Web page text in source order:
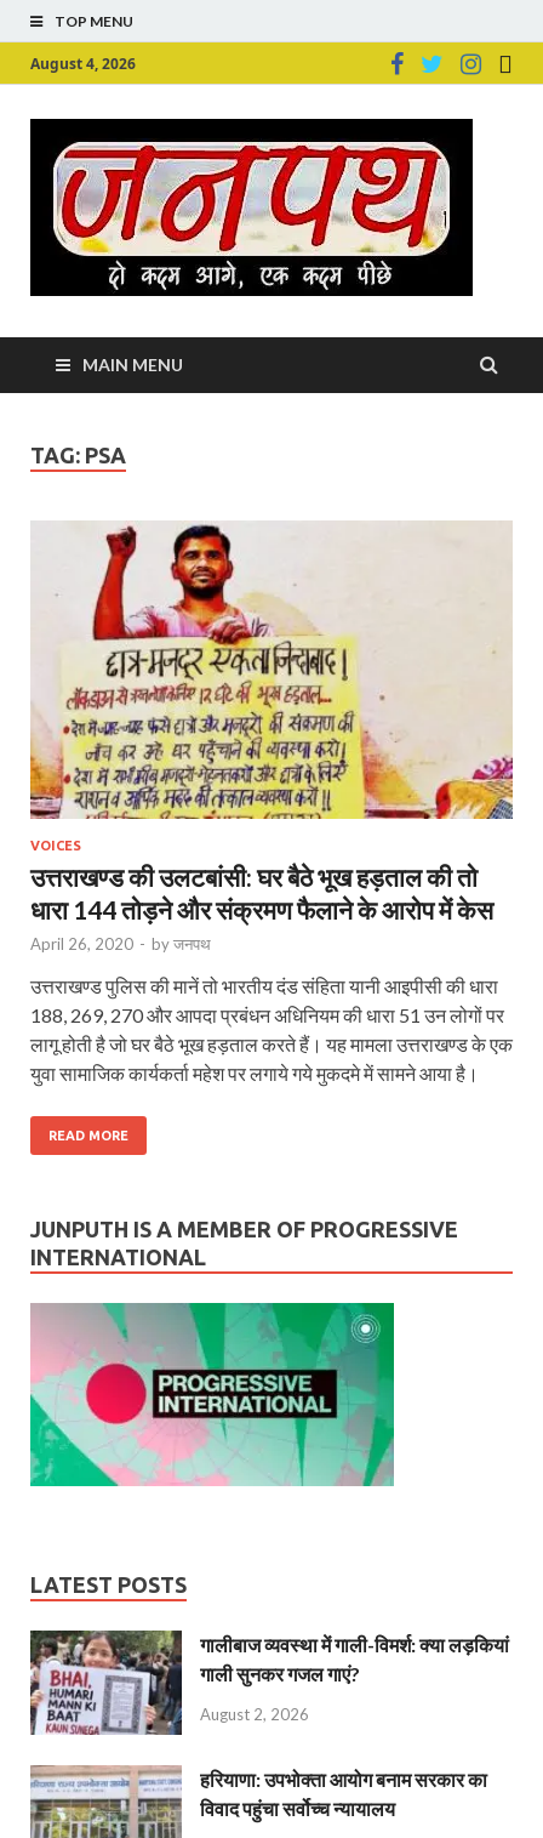
TOP MENU
August 4, 2026
MAIN MENU
TAG: PSA
VOICES
उत्तराखण्ड की उलटबांसी: घर बैठे भूख हड़ताल की तो
धारा 144 तोड़ने और संक्रमण फैलाने के आरोप में केस
April 26, 2020 - byजनपथ
उत्तराखण्ड पुलिस की मानें तो भारतीय दंड संहिता यानी आइपीसी की धारा
188, 269, 270 और आपदा प्रबंधन अधिनियम की धारा 51 उन लोगों पर
लागू होती है जो घर बैठे भूख हड़ताल करते हैं। यह मामला उत्तराखण्ड के एक
युवा सामाजिक कार्यकर्ता महेश पर लगाये गये मुकदमे में सामने आया है।
READ MORE
JUNPUTH IS A MEMBER OF PROGRESSIVE
INTERNATIONAL
LATEST POSTS
गालीबाज व्‍यवस्‍था में गाली-विमर्श: क्या लड़कियां
गाली सुनकर गजल गाएं?
August 2, 2026
हरियाणा: उपभोक्ता आयोग बनाम सरकार का
विवाद पहुंचा सर्वोच्च न्यायालय